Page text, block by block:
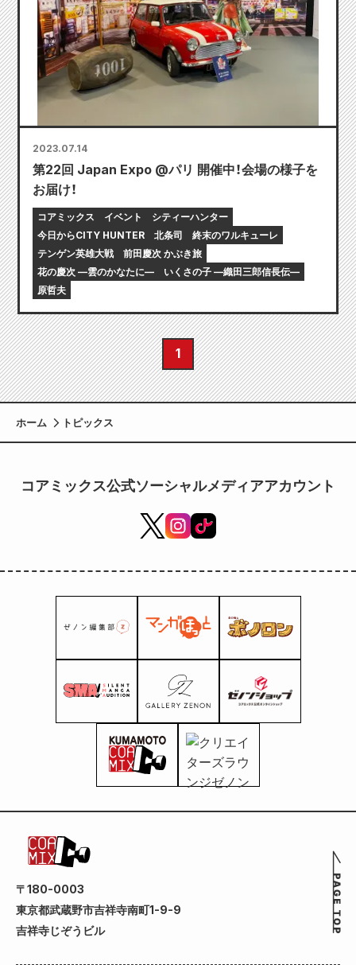
2023.07.14
第22回 Japan Expo @パリ 開催中！会場の様子を
お届け！
コアミックス イベント
シティーハンター
今日からCITY HUNTER
北条司
終末のワルキューレ
テンゲン英雄大戦
前田慶次 かぶき旅
花の慶次 ―雲のかなたに―
いくさの子 ―織田三郎信長伝―
原哲夫
1
ホーム トピックス
コアミックス公式ソーシャルメディアアカウント
〒180-0003
東京都武蔵野市吉祥寺南町1-9-9
吉祥寺じぞうビル